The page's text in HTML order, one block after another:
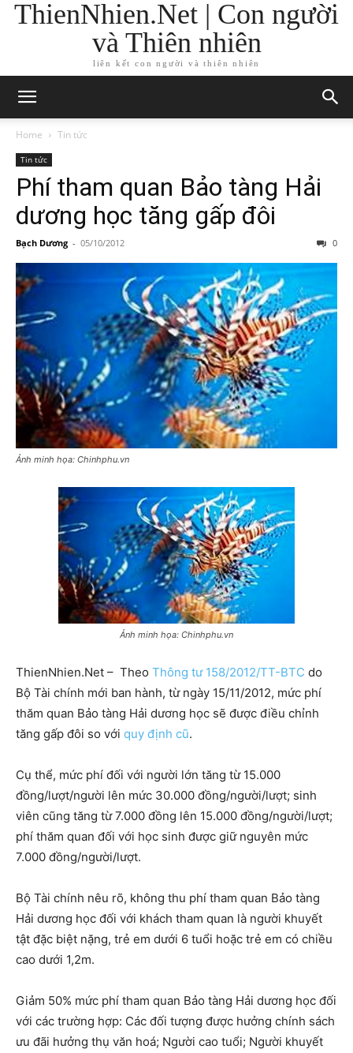
ThienNhien.Net | Con người
và Thiên nhiên
liên kết con người và thiên nhiên
Home Tin tức
Tin tức
Phí tham quan Bảo tàng Hải
dương học tăng gấp đôi
Bạch Dương - 05/10/2012 0
Ảnh minh họa: Chinhphu.vn
Ảnh minh họa: Chinhphu.vn
ThienNhien.Net – Theo Thông tư 158/2012/TT-BTC do
Bộ Tài chính mới ban hành, từ ngày 15/11/2012, mức phí
thăm quan Bảo tàng Hải dương học sẽ được điều chỉnh
tăng gấp đôi so với quy định cũ.
Cụ thể, mức phí đối với người lớn tăng từ 15.000
đồng/lượt/người lên mức 30.000 đồng/người/lượt; sinh
viên cũng tăng từ 7.000 đồng lên 15.000 đồng/người/lượt;
phí thăm quan đối với học sinh được giữ nguyên mức
7.000 đồng/người/lượt.
Bộ Tài chính nêu rõ, không thu phí tham quan Bảo tàng
Hải dương học đối với khách tham quan là người khuyết
tật đặc biệt nặng, trẻ em dưới 6 tuổi hoặc trẻ em có chiều
cao dưới 1,2m.
Giảm 50% mức phí tham quan Bảo tàng Hải dương học đối
với các trường hợp: Các đối tượng được hưởng chính sách
ưu đãi hưởng thụ văn hoá; Người cao tuổi; Người khuyết